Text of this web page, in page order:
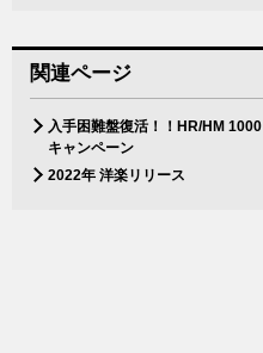
関連ページ
入手困難盤復活！！HR/HM 1000
キャンペーン
2022年 洋楽リリース